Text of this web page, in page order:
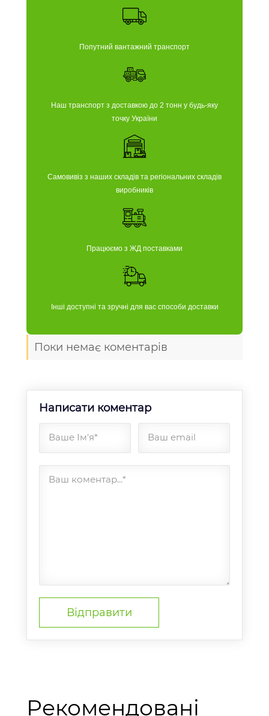
Попутний вантажний транспорт
Наш транспорт з доставкою до 2 тонн у будь-яку
точку України
Самовивіз з наших складів та регіональних складів
виробників
Працюємо з ЖД поставками
Інші доступні та зручні для вас способи доставки
Поки немає коментарів
Написати коментар
Ваше Ім'я* Ваш email
Ваш коментар...*
Рекомендовані